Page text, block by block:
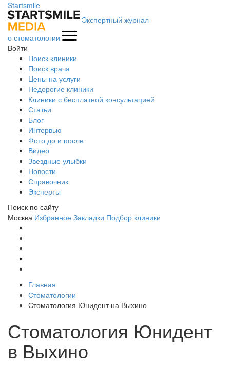
Startsmile
Экспертный журнал
о стоматологии
Войти
Поиск клиники
Поиск врача
Цены на услуги
Недорогие клиники
Клиники с бесплатной консультацией
Статьи
Блог
Интервью
Фото до и после
Видео
Звездные улыбки
Новости
Справочник
Эксперты
Поиск по сайту
Москва Избранное Закладки Подбор клиники
Главная
Стоматологии
Стоматология Юнидент на Выхино
Стоматология Юнидент
в Выхино